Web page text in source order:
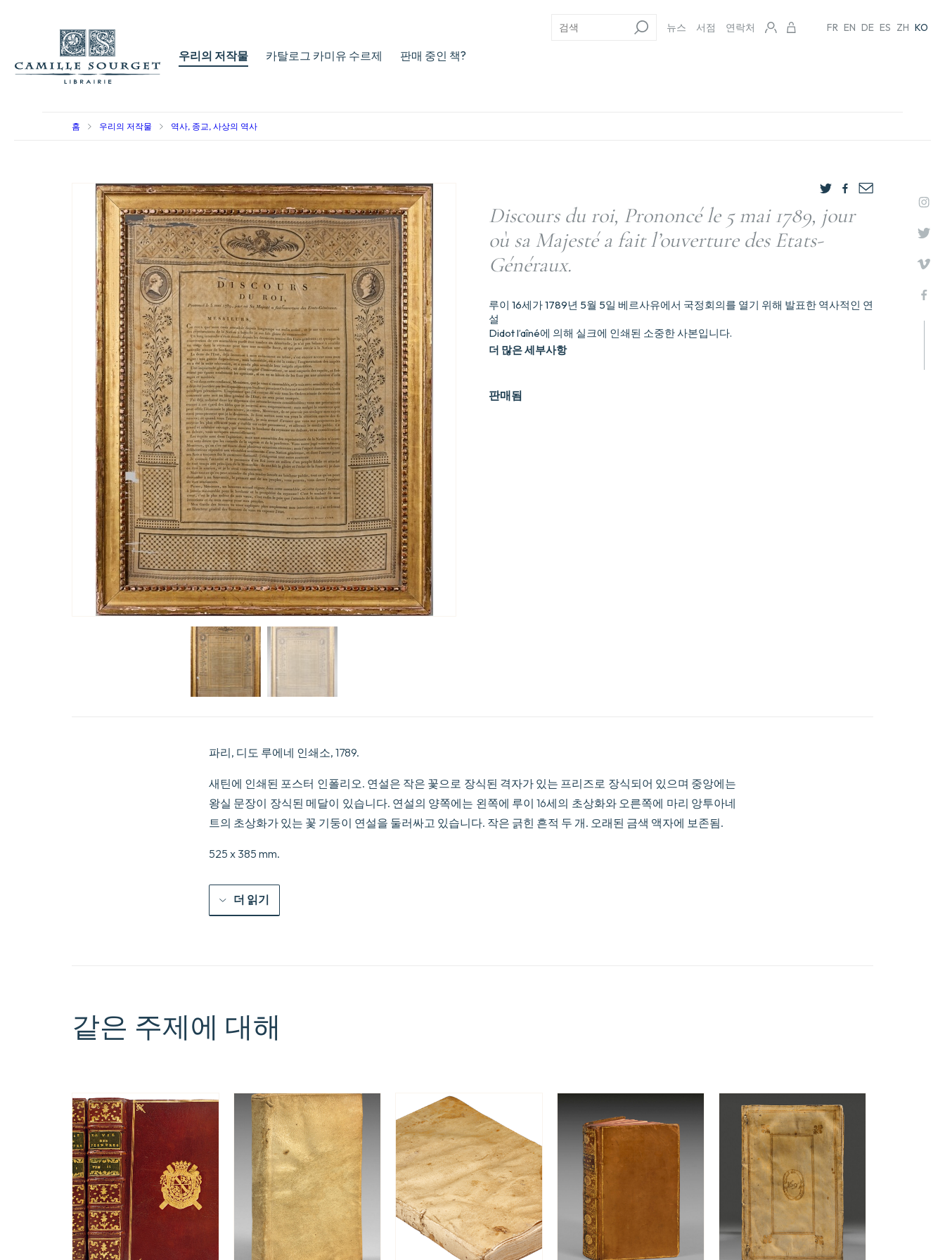
우리의 저작물 카탈로그 카미유 수르제 판매 중인 책?
뉴스 서점 연락처 FR EN DE ES ZH KO
홈 우리의 저작물 역사, 종교, 사상의 역사
Discours du roi, Prononcé le 5 mai 1789, jour
où sa Majesté a fait l’ouverture des Etats-
Généraux.
판매됨
루이 16세가 1789년 5월 5일 베르사유에서 국정회의를 열기 위해 발표한 역사적인 연
설
Didot l’aîné에 의해 실크에 인쇄된 소중한 사본입니다.
더 많은 세부사항
파리, 디도 루에네 인쇄소, 1789.
새틴에 인쇄된 포스터 인폴리오. 연설은 작은 꽃으로 장식된 격자가 있는 프리즈로 장식되어 있으며 중앙에는
왕실 문장이 장식된 메달이 있습니다. 연설의 양쪽에는 왼쪽에 루이 16세의 초상화와 오른쪽에 마리 앙투아네
트의 초상화가 있는 꽃 기둥이 연설을 둘러싸고 있습니다. 작은 긁힌 흔적 두 개. 오래된 금색 액자에 보존됨.
525 x 385 mm.
더 읽기
같은 주제에 대해